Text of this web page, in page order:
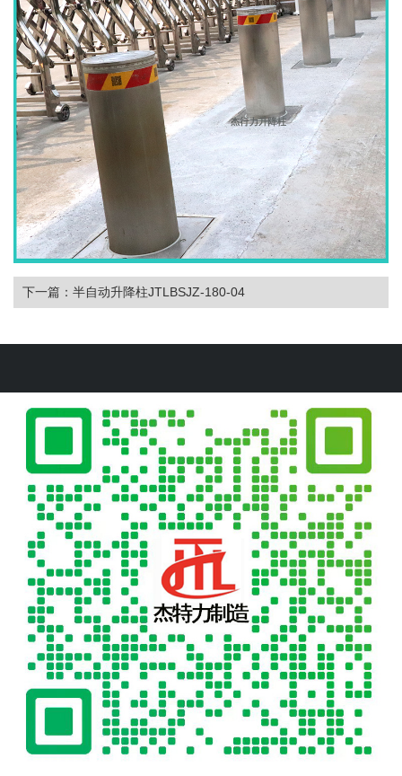
下一篇：半自动升降柱JTLBSJZ-180-04